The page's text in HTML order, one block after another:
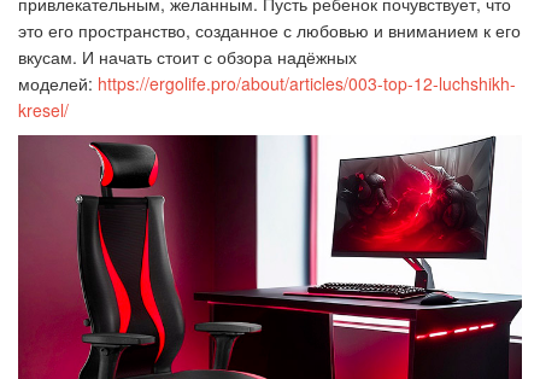
это его пространство, созданное с любовью и вниманием к его
вкусам. И начать стоит с обзора надёжных
моделей: https://ergolife.pro/about/articles/003-top-12-luchshikh-
kresel/